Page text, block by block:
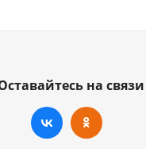
на связи